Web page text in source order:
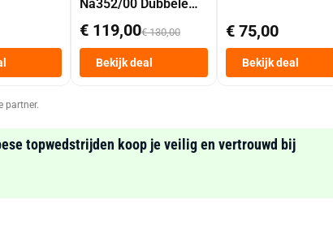
Na352/00 Dubbele
Mand 9 L Tot 6
Personen
Heteluchtfriteuse
Zwart
€ 119,00€ 130,00
Bekijk deal
€ 75,00
Bekijk deal
partner.
topwedstrijden koop je veilig en vertrouwd bij